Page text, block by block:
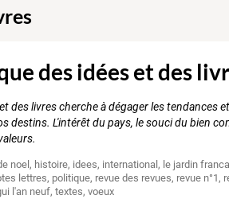
des idées et des
des livres cherche à dégager les tendances
destins. L'intérêt du pays, le souci du bien
noel, histoire, idees, international, le jardin
lettres, politique, revue des revues, revue n°1,
l'an neuf,textes,voeux